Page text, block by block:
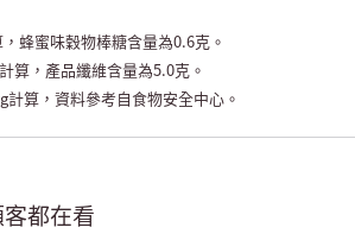
蜂蜜味穀物棒糖含量為0.6克。
計算，產品纖維含量為5.0克。
計算，資料參考自食物安全中心。
都在看